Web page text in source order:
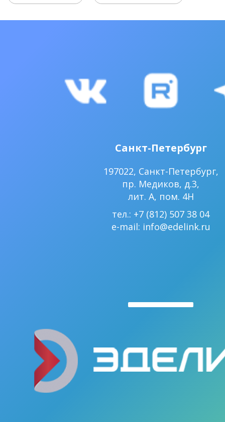
Санкт-Петербург
197022, Санкт-Петербург,
пр. Медиков, д.3,
лит. А, пом. 4Н
тел.: +7 (812) 507 38 04
e-mail: info@edelink.ru